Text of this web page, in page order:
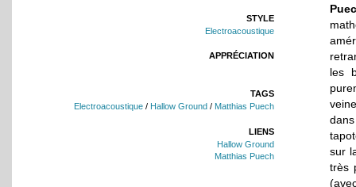
STYLE
Electroacoustique
APPRÉCIATION
TAGS
Electroacoustique / Hallow Ground / Matthias Puech
LIENS
Hallow Ground
Matthias Puech
les
sur
très